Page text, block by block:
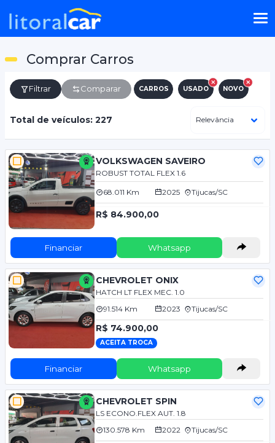
Comprar Carros
Filtrar Comparar CARROS USADO NOVO
Total de veículos: 227
VOLKSWAGEN SAVEIRO
ROBUST TOTAL FLEX 1.6
68.011 Km 2025 Tijucas/SC
R$ 84.900,00
Financiar Whatsapp
CHEVROLET ONIX
HATCH LT FLEX MEC. 1.0
91.514 Km
2023 Tijucas/SC
R$ 74.900,00
ACEITA TROCA
Financiar Whatsapp
CHEVROLET SPIN
LS ECONO.FLEX AUT. 1.8
130.578 Km
2022 Tijucas/SC